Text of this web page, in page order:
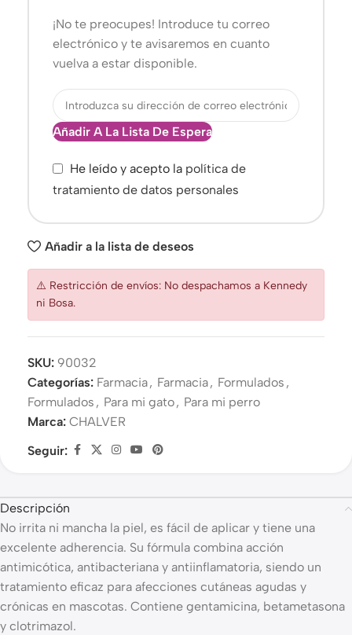
¡No te preocupes! Introduce tu correo
electrónico y te avisaremos en cuanto
vuelva a estar disponible.
Añadir A La Lista De Espera
He leído y acepto la política de
tratamiento de datos personales
Añadir a la lista de deseos
⚠️ Restricción de envíos: No despachamos a Kennedy
ni Bosa.
SKU: 90032
Categorías: Farmacia, Farmacia, Formulados ,
Formulados , Para mi gato, Para mi perro
Marca: CHALVER
Seguir:
Descripción
No irrita ni mancha la piel, es fácil de aplicar y tiene una
excelente adherencia. Su fórmula combina acción
antimicótica, antibacteriana y antiinflamatoria, siendo un
tratamiento eficaz para afecciones cutáneas agudas y
crónicas en mascotas. Contiene gentamicina, betametasona
y clotrimazol.